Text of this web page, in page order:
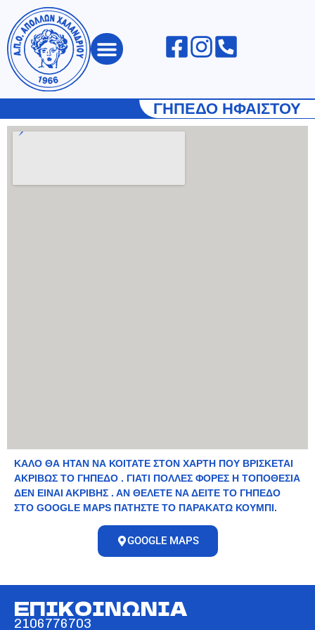
ΓΗΠΕΔΟ ΗΦΑΙΣΤΟΥ
ΚΑΛΟ ΘΑ ΗΤΑΝ ΝΑ ΚΟΙΤΑΤΕ ΣΤΟΝ ΧΑΡΤΗ ΠΟΥ ΒΡΙΣΚΕΤΑΙ
ΑΚΡΙΒΩΣ ΤΟ ΓΗΠΕΔΟ . ΓΙΑΤΙ ΠΟΛΛΕΣ ΦΟΡΕΣ Η ΤΟΠΟΘΕΣΙΑ
ΔΕΝ ΕΙΝΑΙ ΑΚΡΙΒΗΣ . ΑΝ ΘΕΛΕΤΕ ΝΑ ΔΕΙΤΕ ΤΟ ΓΗΠΕΔΟ
ΣΤΟ GOOGLE MAPS ΠΑΤΗΣΤΕ ΤΟ ΠΑΡΑΚΑΤΩ ΚΟΥΜΠΙ.
GOOGLE MAPS
ΕΠΙΚΟΙΝΩΝΙΑ
2106776703